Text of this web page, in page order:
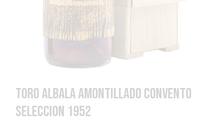
TORO ALBALA AMONTILLADO CONVENTO
SELECCION 1952